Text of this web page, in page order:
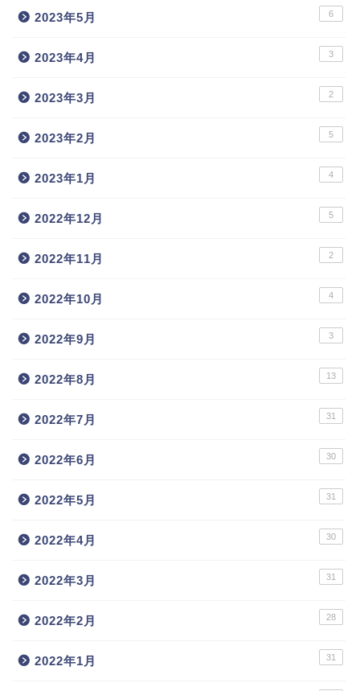
2023年5月 6
2023年4月 3
2023年3月 2
2023年2月 5
2023年1月 4
2022年12月 5
2022年11月 2
2022年10月 4
2022年9月 3
2022年8月 13
2022年7月 31
2022年6月 30
2022年5月 31
2022年4月 30
2022年3月 31
2022年2月 28
2022年1月 31